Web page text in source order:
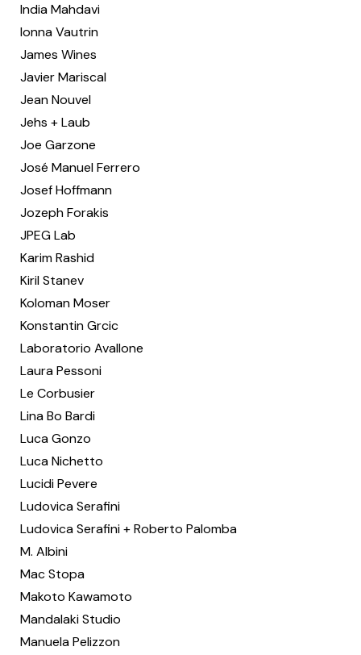
India Mahdavi
Ionna Vautrin
James Wines
Javier Mariscal
Jean Nouvel
Jehs + Laub
Joe Garzone
José Manuel Ferrero
Josef Hoffmann
Jozeph Forakis
JPEG Lab
Karim Rashid
Kiril Stanev
Koloman Moser
Konstantin Grcic
Laboratorio Avallone
Laura Pessoni
Le Corbusier
Lina Bo Bardi
Luca Gonzo
Luca Nichetto
Lucidi Pevere
Ludovica Serafini
Ludovica Serafini + Roberto Palomba
M. Albini
Mac Stopa
Makoto Kawamoto
Mandalaki Studio
Manuela Pelizzon